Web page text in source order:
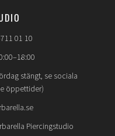
01 10
stängt, se sociala
öppettider)
Piercingstudio